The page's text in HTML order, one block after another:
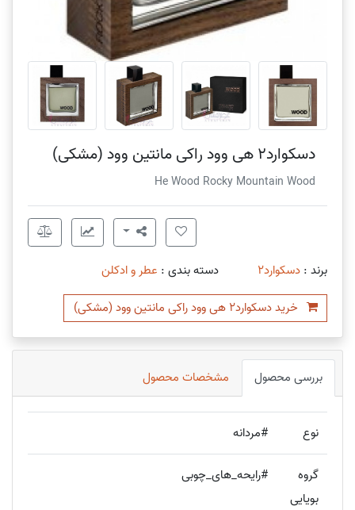
دسکوارد2 هی وود راکی مانتین وود (مشکی)
He Wood Rocky Mountain Wood
برند : دسکوارد2 دسته بندی : عطر و ادکلن
خرید دسکوارد2 هی وود راکی مانتین وود (مشکی)
بررسی محصول مشخصات محصول
نوع #مردانه
گروه
بویایی
#رایحه_های_چوبی